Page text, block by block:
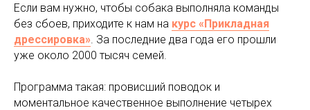
Если вам нужно, чтобы собака выполняла команды
без сбоев, приходите к нам на курс «Прикладная
дрессировка». За последние два года его прошли
уже около 2000 тысяч семей.
Программа такая: провисший поводок и
моментальное качественное выполнение четырех